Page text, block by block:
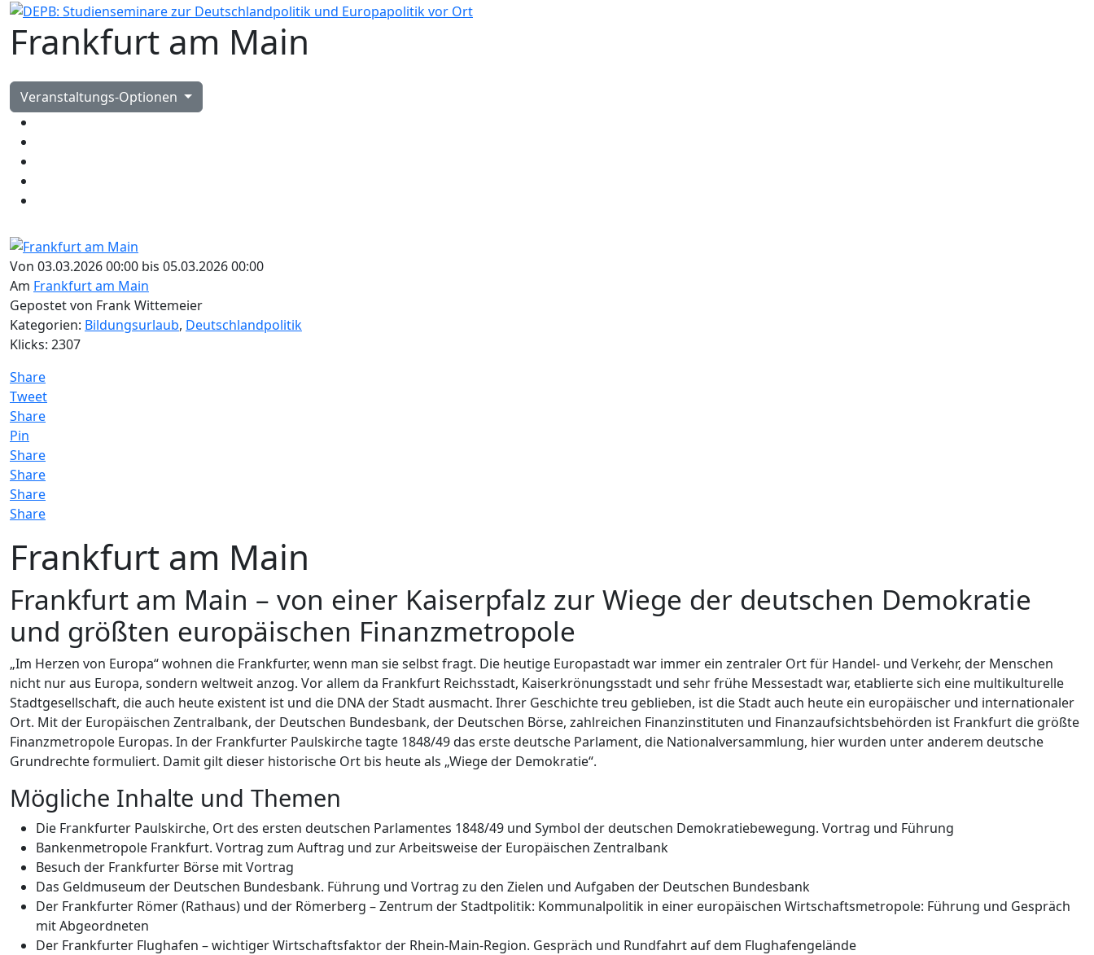
Frankfurt am Main
Veranstaltungs-Optionen
Von 03.03.2026 00:00 bis 05.03.2026 00:00
Am Frankfurt am Main
Gepostet von Frank Wittemeier
Kategorien: Bildungsurlaub, Deutschlandpolitik
Klicks: 2307
Share
Tweet
Share
Pin
Share
Share
Share
Share
Frankfurt am Main
Frankfurt am Main – von einer Kaiserpfalz zur Wiege der deutschen Demokratie
und größten europäischen Finanzmetropole
„Im Herzen von Europa“ wohnen die Frankfurter, wenn man sie selbst fragt. Die heutige Europastadt war immer ein zentraler Ort für Handel- und Verkehr, der Menschen
nicht nur aus Europa, sondern weltweit anzog. Vor allem da Frankfurt Reichsstadt, Kaiserkrönungsstadt und sehr frühe Messestadt war, etablierte sich eine multikulturelle
Stadtgesellschaft, die auch heute existent ist und die DNA der Stadt ausmacht. Ihrer Geschichte treu geblieben, ist die Stadt auch heute ein europäischer und internationaler
Ort. Mit der Europäischen Zentralbank, der Deutschen Bundesbank, der Deutschen Börse, zahlreichen Finanzinstituten und Finanzaufsichtsbehörden ist Frankfurt die größte
Finanzmetropole Europas. In der Frankfurter Paulskirche tagte 1848/49 das erste deutsche Parlament, die Nationalversammlung, hier wurden unter anderem deutsche
Grundrechte formuliert. Damit gilt dieser historische Ort bis heute als „Wiege der Demokratie“.
Mögliche Inhalte und Themen
Die Frankfurter Paulskirche, Ort des ersten deutschen Parlamentes 1848/49 und Symbol der deutschen Demokratiebewegung. Vortrag und Führung
Bankenmetropole Frankfurt. Vortrag zum Auftrag und zur Arbeitsweise der Europäischen Zentralbank
Besuch der Frankfurter Börse mit Vortrag
Das Geldmuseum der Deutschen Bundesbank. Führung und Vortrag zu den Zielen und Aufgaben der Deutschen Bundesbank
Der Frankfurter Römer (Rathaus) und der Römerberg – Zentrum der Stadtpolitik: Kommunalpolitik in einer europäischen Wirtschaftsmetropole: Führung und Gespräch
mit Abgeordneten
Der Frankfurter Flughafen – wichtiger Wirtschaftsfaktor der Rhein-Main-Region. Gespräch und Rundfahrt auf dem Flughafengelände